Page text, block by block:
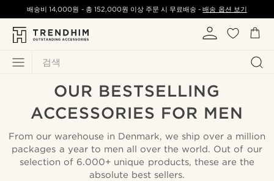
검색
배송비14,000원 - 총 152,000원 이상 주문 시 무료배송 -배송 옵션 보기
OUR BESTSELLING
ACCESSORIES FOR MEN
From our warehouse in Denmark, we ship over a million
packages a year to men all over the world. Out of our
selection of 6.000+ unique products, these are the
absolute best sellers.